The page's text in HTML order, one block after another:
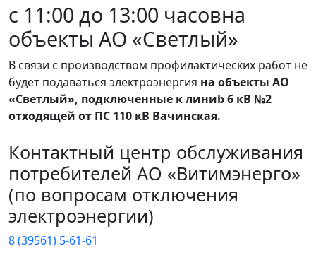
с 11:00 до 13:00 часовна
объекты АО «Светлый»
В связи с производством профилактических работ не
будет подаваться электроэнергия на объекты АО
«Светлый», подключенные к линиb 6 кВ №2
отходящей от ПС 110 кВ Вачинская.
Контактный центр обслуживания
потребителей АО «Витимэнерго»
(по вопросам отключения
электроэнергии)
8 (39561) 5-61-61